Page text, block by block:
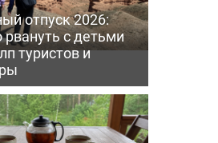
отпуск 2026:
рвануть с детьми
туристов и